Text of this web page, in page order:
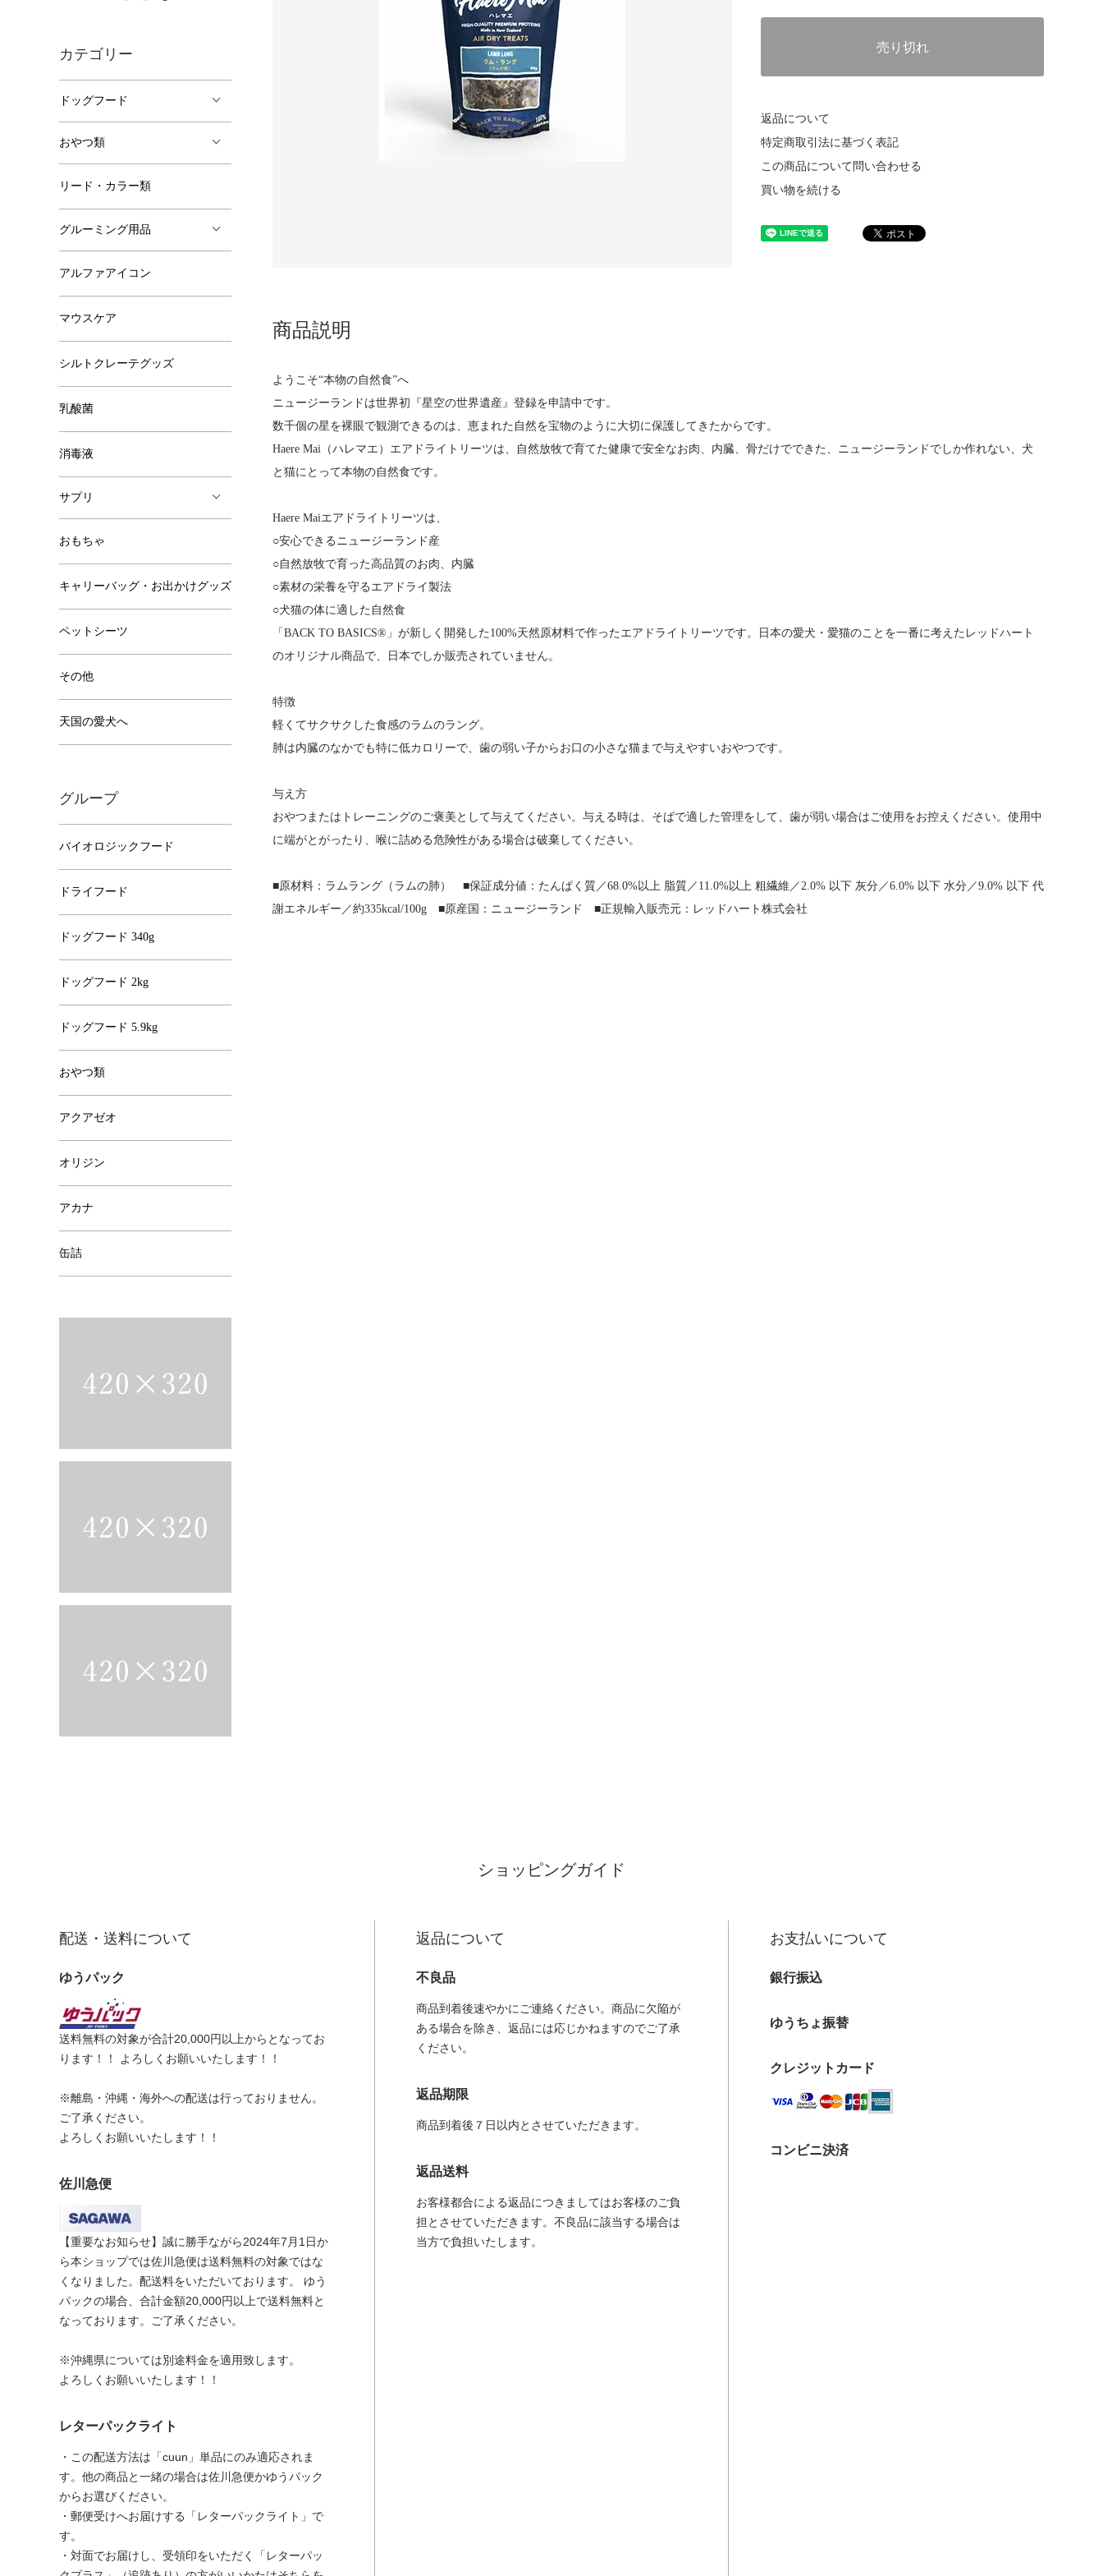
売り切れ
返品について
特定商取引法に基づく表記
この商品について問い合わせる
買い物を続ける
商品説明
ようこそ“本物の自然食”へ
ニュージーランドは世界初『星空の世界遺産』登録を申請中です。
数千個の星を裸眼で観測できるのは、恵まれた自然を宝物のように大切に保護してきたからです。
Haere Mai（ハレマエ）エアドライトリーツは、自然放牧で育てた健康で安全なお肉、内臓、骨だけでできた、ニュージーランドでしか作れない、犬
と猫にとって本物の自然食です。
Haere Maiエアドライトリーツは、
○安心できるニュージーランド産
○自然放牧で育った高品質のお肉、内臓
○素材の栄養を守るエアドライ製法
○犬猫の体に適した自然食
「BACK TO BASICS®」が新しく開発した100%天然原材料で作ったエアドライトリーツです。日本の愛犬・愛猫のことを一番に考えたレッドハート
のオリジナル商品で、日本でしか販売されていません。
特徴
軽くてサクサクした食感のラムのラング。
肺は内臓のなかでも特に低カロリーで、歯の弱い子からお口の小さな猫まで与えやすいおやつです。
与え方
おやつまたはトレーニングのご褒美として与えてください。与える時は、そばで適した管理をして、歯が弱い場合はご使用をお控えください。使用中
に端がとがったり、喉に詰める危険性がある場合は破棄してください。
■原材料：ラムラング（ラムの肺） ■保証成分値：たんぱく質／68.0%以上 脂質／11.0%以上 粗繊維／2.0% 以下 灰分／6.0% 以下 水分／9.0% 以下 代
謝エネルギー／約335kcal/100g ■原産国：ニュージーランド ■正規輸入販売元：レッドハート株式会社
カテゴリー
ドッグフード
おやつ類
リード・カラー類
グルーミング用品
アルファアイコン
マウスケア
シルトクレーテグッズ
乳酸菌
消毒液
サプリ
おもちゃ
キャリーバッグ・お出かけグッズ
ペットシーツ
その他
天国の愛犬へ
グループ
バイオロジックフード
ドライフード
ドッグフード 340g
ドッグフード 2kg
ドッグフード 5.9kg
おやつ類
アクアゼオ
オリジン
アカナ
缶詰
ショッピングガイド
配送・送料について
ゆうパック
送料無料の対象が合計20,000円以上からとなってお
ります！！ よろしくお願いいたします！！
※離島・沖縄・海外への配送は行っておりません。
ご了承ください。
よろしくお願いいたします！！
佐川急便
【重要なお知らせ】誠に勝手ながら2024年7月1日か
ら本ショップでは佐川急便は送料無料の対象ではな
くなりました。配送料をいただいております。 ゆう
パックの場合、合計金額20,000円以上で送料無料と
なっております。ご了承ください。
※沖縄県については別途料金を適用致します。
よろしくお願いいたします！！
レターパックライト
・この配送方法は「cuun」単品にのみ適応されま
す。他の商品と一緒の場合は佐川急便かゆうパック
からお選びください。
・郵便受けへお届けする「レターパックライト」で
す。
・対面でお届けし、受領印をいただく「レターパッ
返品について
不良品
商品到着後速やかにご連絡ください。商品に欠陥が
ある場合を除き、返品には応じかねますのでご了承
ください。
返品期限
商品到着後７日以内とさせていただきます。
返品送料
お客様都合による返品につきましてはお客様のご負
担とさせていただきます。不良品に該当する場合は
当方で負担いたします。
お支払いについて
銀行振込
ゆうちょ振替
クレジットカード
コンビニ決済